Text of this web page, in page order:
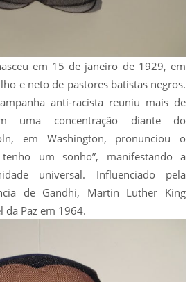
em 15 de janeiro de 1929, em
e neto de pastores batistas negros.
anti-racista reuniu mais de
uma concentração diante do
em Washington, pronunciou o
um sonho”, manifestando a
universal. Influenciado pela
de Gandhi, Martin Luther King
da Paz em 1964.